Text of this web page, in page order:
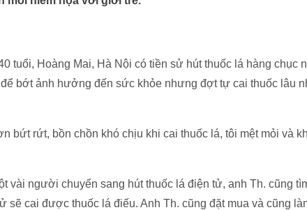
tuổi, Hoàng Mai, Hà Nội có tiền sử hút thuốc lá hàng chục
bớt ảnh hưởng đến sức khỏe nhưng đợt tự cai thuốc lâu
bứt rứt, bồn chồn khó chịu khi cai thuốc lá, tôi mệt mỏi và
vài người chuyển sang hút thuốc lá điện tử, anh Th. cũng
sẽ cai được thuốc lá điếu. Anh Th. cũng đặt mua và cũng